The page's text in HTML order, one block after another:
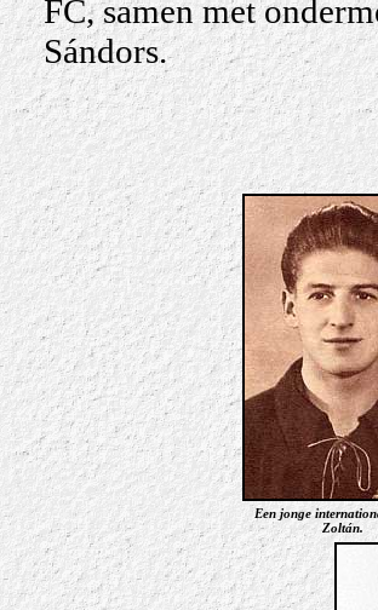
FC, samen met
Sándors.
Een jonge
Zoltán.